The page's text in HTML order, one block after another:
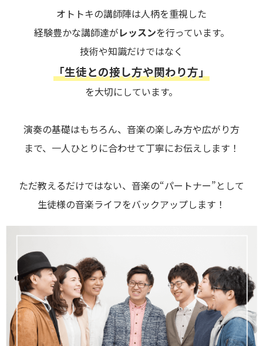
オトトキの講師陣は人柄を重視した
経験豊かな講師達がレッスンを行っています。
技術や知識だけではなく
「生徒との接し方や関わり方」
を大切にしています。
演奏の基礎はもちろん、音楽の楽しみ方や広がり方
まで、一人ひとりに合わせて丁寧にお伝えします！
ただ教えるだけではない、音楽の“パートナー”として
生徒様の音楽ライフをバックアップします！